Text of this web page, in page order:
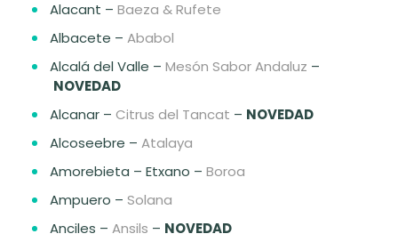
Alacant – Baeza & Rufete
Albacete – Ababol
Alcalá del Valle – Mesón Sabor Andaluz –
NOVEDAD
Alcanar – Citrus del Tancat – NOVEDAD
Alcoseebre – Atalaya
Amorebieta – Etxano – Boroa
Ampuero – Solana
Anciles – Ansils – NOVEDAD